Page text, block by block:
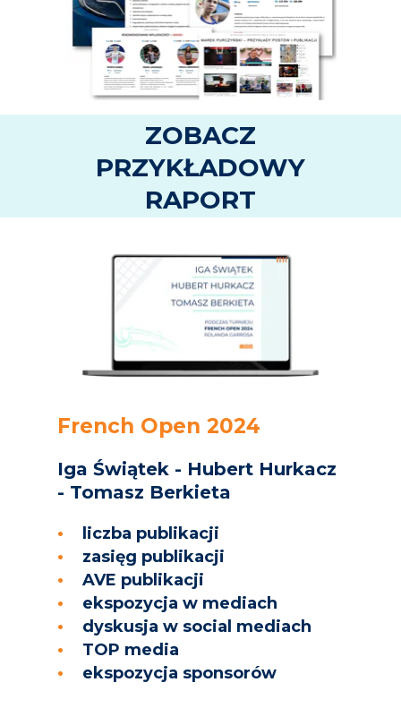
ZOBACZ
PRZYKŁADOWY
RAPORT
French Open 2024
Iga Świątek - Hubert Hurkacz
- Tomasz Berkieta
liczba publikacji
zasięg publikacji
AVE publikacji
ekspozycja w mediach
dyskusja w social mediach
TOP media
ekspozycja sponsorów